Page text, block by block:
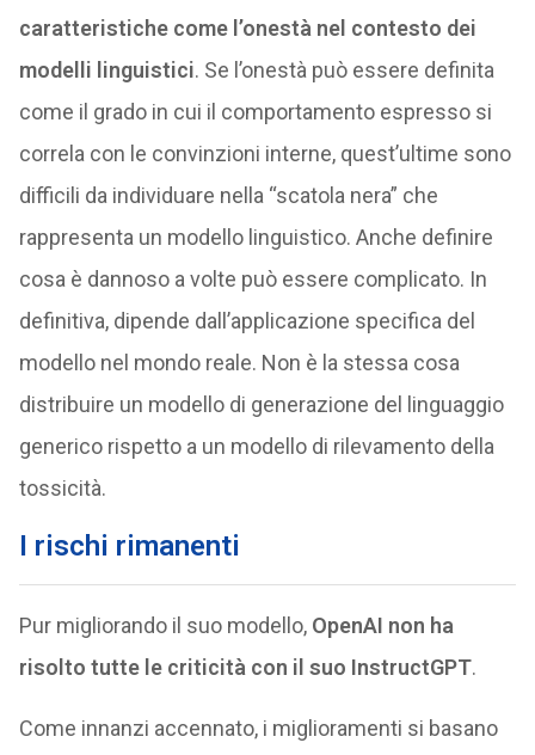
caratteristiche come l’onestà nel contesto dei
modelli linguistici. Se l’onestà può essere definita
come il grado in cui il comportamento espresso si
correla con le convinzioni interne, quest’ultime sono
difficili da individuare nella “scatola nera” che
rappresenta un modello linguistico. Anche definire
cosa è dannoso a volte può essere complicato. In
definitiva, dipende dall’applicazione specifica del
modello nel mondo reale. Non è la stessa cosa
distribuire un modello di generazione del linguaggio
generico rispetto a un modello di rilevamento della
tossicità.
I rischi rimanenti
Pur migliorando il suo modello, OpenAI non ha
risolto tutte le criticità con il suo InstructGPT.
Come innanzi accennato, i miglioramenti si basano